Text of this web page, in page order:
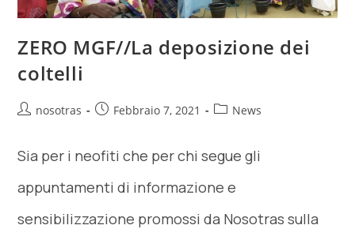
ZERO MGF//La deposizione dei
coltelli
nosotras Febbraio 7, 2021 News
Sia per i neofiti che per chi segue gli
appuntamenti di informazione e
sensibilizzazione promossi da Nosotras sulla